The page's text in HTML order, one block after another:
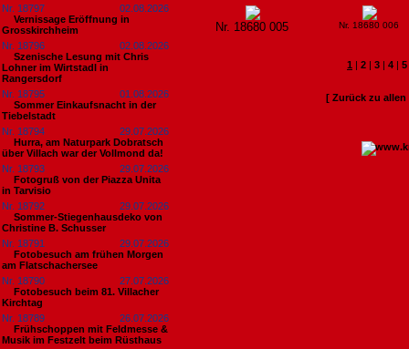
Nr. 18797
02.08.2026
Vernissage Eröffnung in
Grosskirchheim
Nr. 18796
02.08.2026
Szenische Lesung mit Chris
Lohner im Wirtstadl in
Rangersdorf
Nr. 18795
01.08.2026
Sommer Einkaufsnacht in der
Tiebelstadt
Nr. 18794
29.07.2026
Hurra, am Naturpark Dobratsch
über Villach war der Vollmond da!
Nr. 18793
29.07.2026
Fotogruß von der Piazza Unita
in Tarvisio
Nr. 18792
29.07.2026
Sommer-Stiegenhausdeko von
Christine B. Schusser
Nr. 18791
29.07.2026
Fotobesuch am frühen Morgen
am Flatschachersee
Nr. 18790
27.07.2026
Fotobesuch beim 81. Villacher
Kirchtag
Nr. 18789
26.07.2026
Frühschoppen mit Feldmesse &
Musik im Festzelt beim Rüsthaus
Nr. 18680 005 Nr. 18680 006
1 | 2 | 3 | 4 | 5
[ Zurück zu